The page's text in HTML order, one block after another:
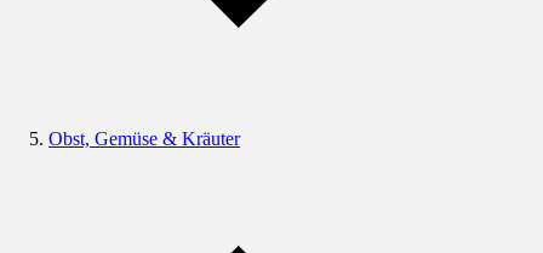
Obst, Gemüse & Kräuter